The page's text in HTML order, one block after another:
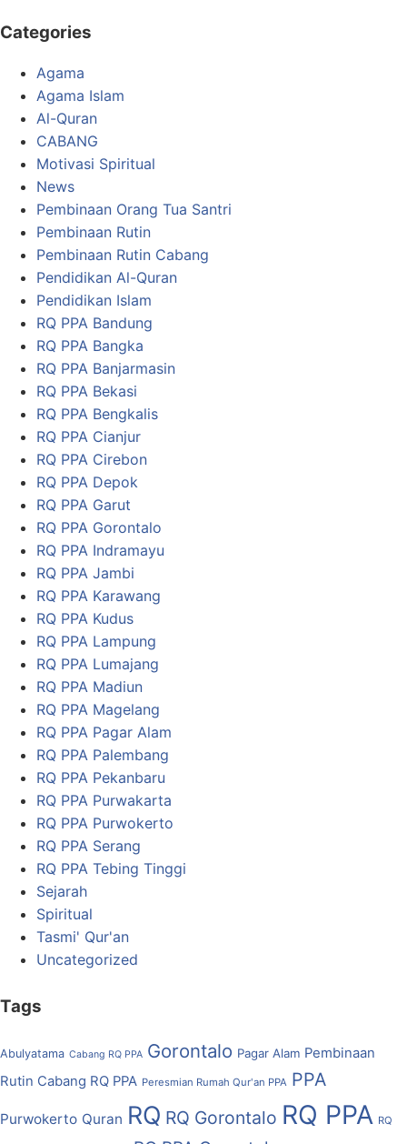
Categories
Agama
Agama Islam
Al-Quran
CABANG
Motivasi Spiritual
News
Pembinaan Orang Tua Santri
Pembinaan Rutin
Pembinaan Rutin Cabang
Pendidikan Al-Quran
Pendidikan Islam
RQ PPA Bandung
RQ PPA Bangka
RQ PPA Banjarmasin
RQ PPA Bekasi
RQ PPA Bengkalis
RQ PPA Cianjur
RQ PPA Cirebon
RQ PPA Depok
RQ PPA Garut
RQ PPA Gorontalo
RQ PPA Indramayu
RQ PPA Jambi
RQ PPA Karawang
RQ PPA Kudus
RQ PPA Lampung
RQ PPA Lumajang
RQ PPA Madiun
RQ PPA Magelang
RQ PPA Pagar Alam
RQ PPA Palembang
RQ PPA Pekanbaru
RQ PPA Purwakarta
RQ PPA Purwokerto
RQ PPA Serang
RQ PPA Tebing Tinggi
Sejarah
Spiritual
Tasmi' Qur'an
Uncategorized
Tags
Abulyatama Cabang RQ PPA Gorontalo Pagar Alam Pembinaan
Rutin Cabang RQ PPA Peresmian Rumah Qur'an PPA PPA
Purwokerto Quran RQ RQ Gorontalo RQ PPA RQ